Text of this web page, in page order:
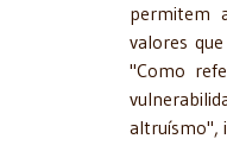
permitem
valores
"Como
altruísmo",